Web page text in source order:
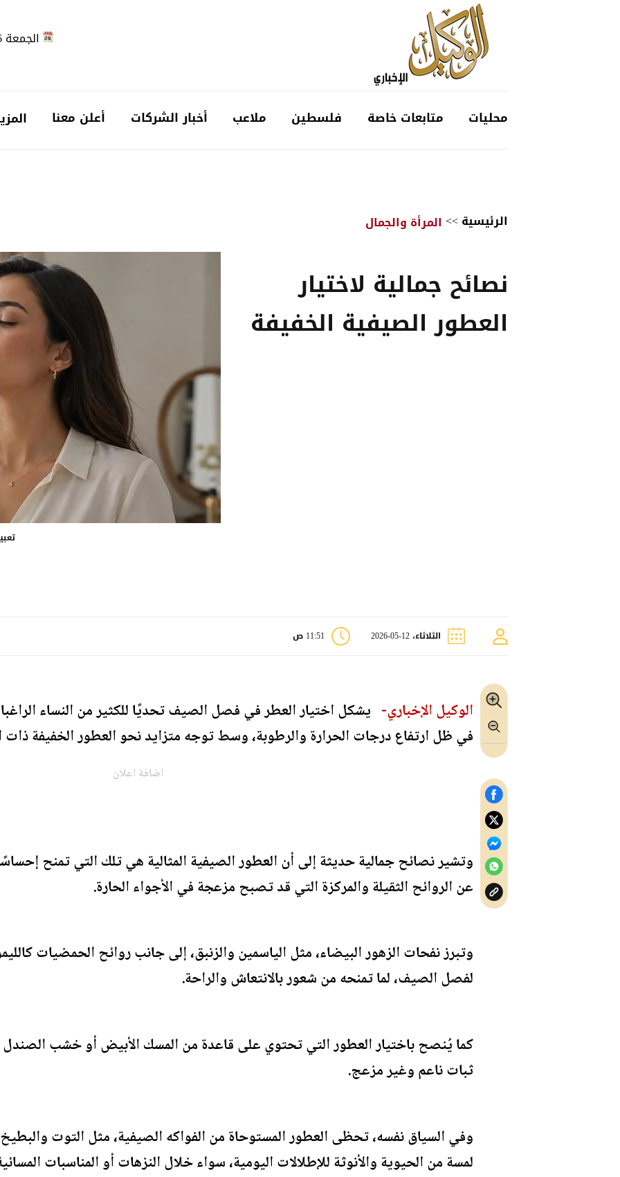
الجمعة 2026-08-07
محليات متابعات خاصة فلسطين ملاعب أخبار الشركات أعلن معنا
الرئيسية>> المرأة والجمال
نصائح جمالية لاختيار
العطور الصيفية الخفيفة
الثلاثاء، 12-05-2026 11:51 ص
الوكيل الإخباري- يشكل اختيار العطر في فصل الصيف تحديًا للكثير من النساء
في ظل ارتفاع درجات الحرارة والرطوبة، وسط توجه متزايد نحو العطور الخفيفة ذات
اضافة اعلان
وتشير نصائح جمالية حديثة إلى أن العطور الصيفية المثالية هي تلك التي تمنح إحساسًا
عن الروائح الثقيلة والمركزة التي قد تصبح مزعجة في الأجواء الحارة.
وتبرز نفحات الزهور البيضاء، مثل الياسمين والزنبق، إلى جانب روائح الحمضيات
لفصل الصيف، لما تمنحه من شعور بالانتعاش والراحة.
كما يُنصح باختيار العطور التي تحتوي على قاعدة من المسك الأبيض أو خشب الصندل
ثبات ناعم وغير مزعج.
وفي السياق نفسه، تحظى العطور المستوحاة من الفواكه الصيفية، مثل التوت
لمسة من الحيوية والأنوثة للإطلالات اليومية، سواء خلال النزهات أو المناسبات